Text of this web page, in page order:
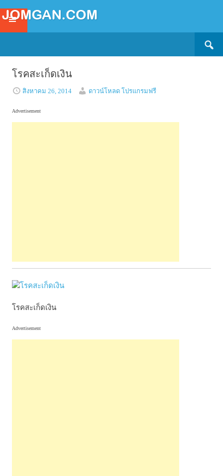
โรคสะเก็ดเงิน
สิงหาคม 26, 2014 ดาวน์โหลด โปรแกรมฟรี
Advertisement
โรคสะเก็ดเงิน
Advertisement